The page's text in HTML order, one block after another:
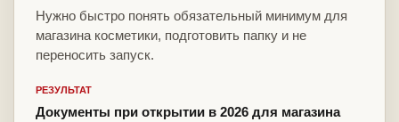
Нужно быстро понять обязательный минимум для
магазина косметики, подготовить папку и не
переносить запуск.
РЕЗУЛЬТАТ
Документы при открытии в 2026 для магазина